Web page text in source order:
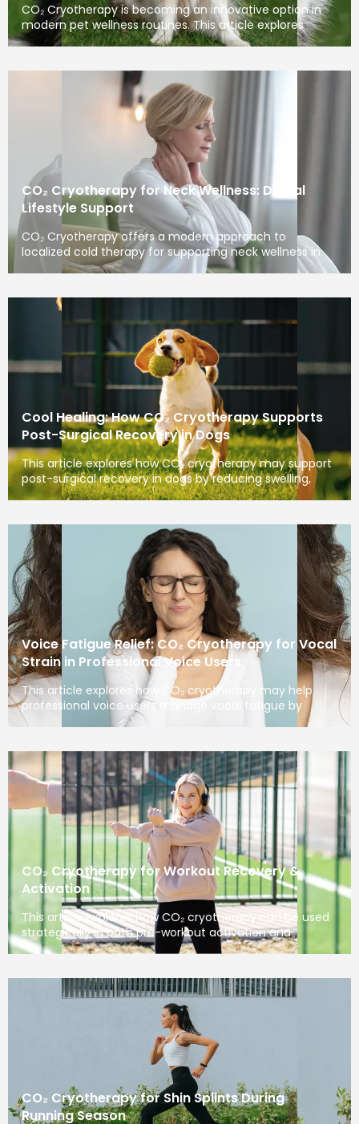
CO₂ Cryotherapy is becoming an innovative option in
modern pet wellness routines. This article explores
CO₂ Cryotherapy for Neck Wellness: Digital
Lifestyle Support
CO₂ Cryotherapy offers a modern approach to
localized cold therapy for supporting neck wellness in
Cool Healing: How CO₂ Cryotherapy Supports
Post-Surgical Recovery in Dogs
This article explores how CO₂ cryotherapy may support
post-surgical recovery in dogs by reducing swelling,
Voice Fatigue Relief: CO₂ Cryotherapy for Vocal
Strain in Professional Voice Users
This article explores how CO₂ cryotherapy may help
professional voice users manage vocal fatigue by
CO₂ Cryotherapy for Workout Recovery &
Activation
This article explores how CO₂ cryotherapy can be used
strategically in both pre-workout activation and
CO₂ Cryotherapy for Shin Splints During
Running Season